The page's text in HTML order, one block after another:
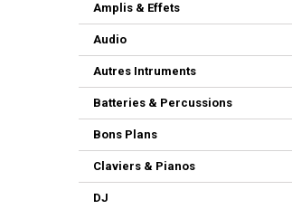
Amplis & Effets
Audio
Autres Intruments
Batteries & Percussions
Bons Plans
Claviers & Pianos
DJ